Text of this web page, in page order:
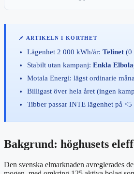
📌 ARTIKELN I KORTHET
Lägenhet 2 000 kWh/år: Telinet (0
Stabilt utan kampanj: Enkla
Motala Energi: lägst ordinarie
Billigast över hela året (ingen
Tibber passar INTE lägenhet på
Bakgrund: höghusets
Den svenska elmarknaden avreglerades